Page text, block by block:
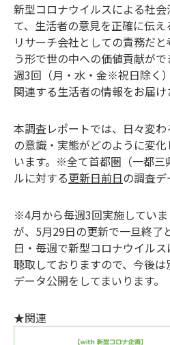
新型コロナウイルスによる社
て、生活者の意見を正確に伝
リサーチ会社としての責務だ
う形で世の中への価値貢献が
週3回（月・水・金※祝日除く
関連する生活者の情報をお届け
本調査レポートでは、日々変
の意識・実態がどのように変
います。※全て首都圏（一都三
ルに対する更新日前日の調査デ
※4月から毎週3回実施してい
が、5月29日の更新で一旦終了
日・毎週で新型コロナウイル
聴取しておりますので、今後
データ公開をしてまいります。
★関連